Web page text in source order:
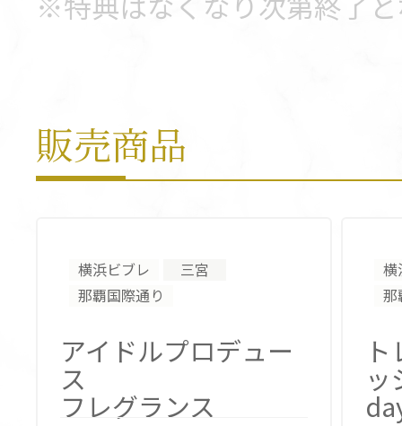
販売商品
横浜ビブレ
三宮
那覇国際通り
アイドルプロデュー
ス
フレグランス
横
那